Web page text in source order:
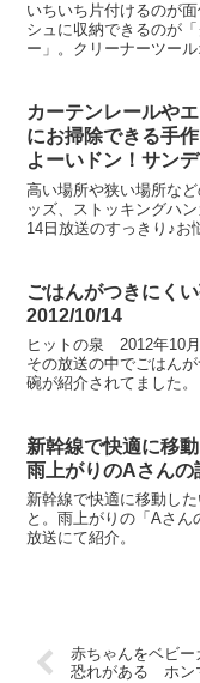
いちいち片付けるのが
シュに収納できるのが
ー」。クリーナーツー
カーテンレールや
にお掃除できる手
よーいドン！サン
高い場所や狭い場所な
ッズ、ストッキングハ
14日放送のすっきり♪お
ごはんがつきに
2012/10/14
ヒットの泉 2012年10月
その放送の中でごはん
碗が紹介されてました。
新幹線で快適に移
雨上がりのAさん
新幹線で快適に移動し
と。雨上がりの「Aさん
放送にて紹介。
赤ちゃんをベビ
恐れがある ホン